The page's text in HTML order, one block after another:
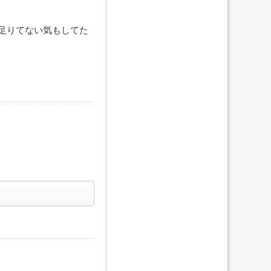
りてない気もしてた